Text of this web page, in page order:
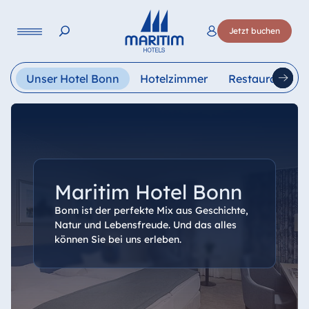
Jetzt buchen
Deutsch English
Unser Hotel Bonn Hotelzimmer Restaurants
Maritim Hotel Bonn
Bonn ist der perfekte Mix aus Geschichte,
Natur und Lebensfreude. Und das alles
können Sie bei uns erleben.